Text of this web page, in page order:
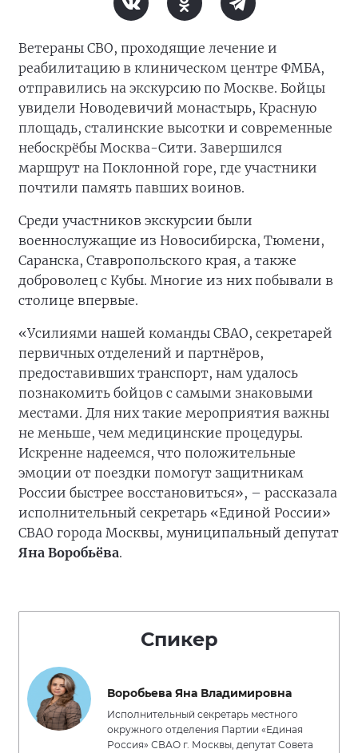
Ветераны СВО, проходящие лечение и
реабилитацию в клиническом центре ФМБА,
отправились на экскурсию по Москве. Бойцы
увидели Новодевичий монастырь, Красную
площадь, сталинские высотки и современные
небоскрёбы Москва-Сити. Завершился
маршрут на Поклонной горе, где участники
почтили память павших воинов.
Среди участников экскурсии были
военнослужащие из Новосибирска, Тюмени,
Саранска, Ставропольского края, а также
доброволец с Кубы. Многие из них побывали в
столице впервые.
«Усилиями нашей команды СВАО, секретарей
первичных отделений и партнёров,
предоставивших транспорт, нам удалось
познакомить бойцов с самыми знаковыми
местами. Для них такие мероприятия важны
не меньше, чем медицинские процедуры.
Искренне надеемся, что положительные
эмоции от поездки помогут защитникам
России быстрее восстановиться», – рассказала
исполнительный секретарь «Единой России»
СВАО города Москвы, муниципальный депутат
Яна Воробьёва.
Спикер
Воробьева Яна Владимировна
Исполнительный секретарь местного
окружного отделения Партии «Единая
Россия» СВАО г. Москвы, депутат Совета